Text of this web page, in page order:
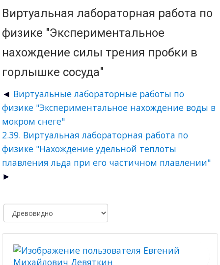
Виртуальная лабораторная работа по
физике "Экспериментальное
нахождение силы трения пробки в
горлышке сосуда"
Виртуальные лабораторные работы по
физике "Экспериментальное нахождение воды в
мокром снеге"
2.39. Виртуальная лабораторная работа по
физике "Нахождение удельной теплоты
плавления льда при его частичном плавлении"